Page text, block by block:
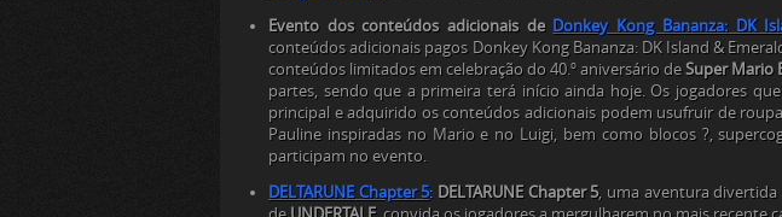
Evento dos conteúdos adicionais de Donkey Kong Bananza: DK
conteúdos adicionais pagos Donkey Kong Bananza: DK Island &
conteúdos limitados em celebração do 40.º aniversário de Super Mario
partes, sendo que a primeira terá início ainda hoje. Os jogadores
principal e adquirido os conteúdos adicionais podem usufruir de
Pauline inspiradas no Mario e no Luigi, bem como blocos ?,
participam no evento.
DELTARUNE Chapter 5: DELTARUNE Chapter 5, uma aventura